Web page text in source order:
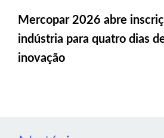
Mercopar 2026 abre
indústria para quatro dias
inovação